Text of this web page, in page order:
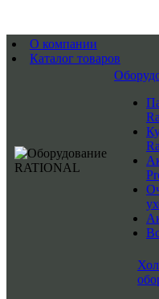
О компании
Каталог товаров